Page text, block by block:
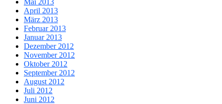
April 2013
März 2013
Februar 2013
Januar 2013
Dezember 2012
November 2012
Oktober 2012
September 2012
August 2012
Juli 2012
Juni 2012